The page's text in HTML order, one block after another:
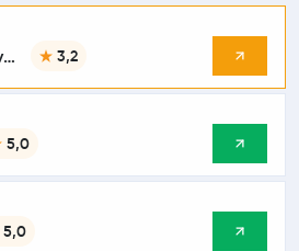
Coinbase Advanced 3,2
5,0
5,0